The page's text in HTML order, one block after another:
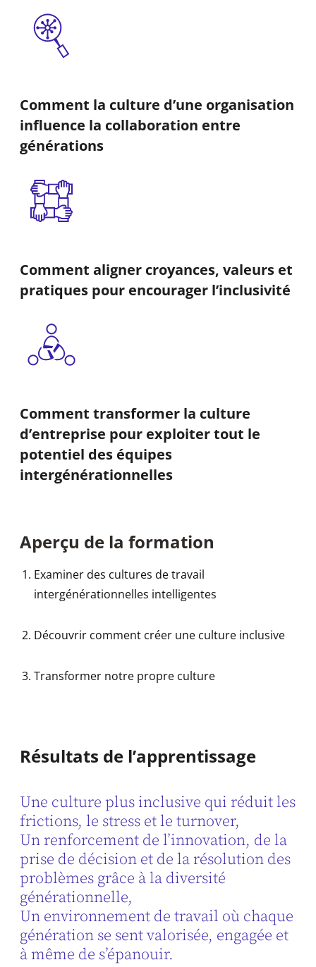
Comment la culture d’une organisation
influence la collaboration entre
générations
Comment aligner croyances, valeurs et
pratiques pour encourager l’inclusivité
Comment transformer la culture
d’entreprise pour exploiter tout le
potentiel des équipes
intergénérationnelles
Aperçu de la formation
Examiner des cultures de travail
intergénérationnelles intelligentes
Découvrir comment créer une culture inclusive
Transformer notre propre culture
Résultats de l’apprentissage
Une culture plus inclusive qui réduit les
frictions, le stress et le turnover,
Un renforcement de l’innovation, de la
prise de décision et de la résolution des
problèmes grâce à la diversité
générationnelle,
Un environnement de travail où chaque
génération se sent valorisée, engagée et
à même de s’épanouir.